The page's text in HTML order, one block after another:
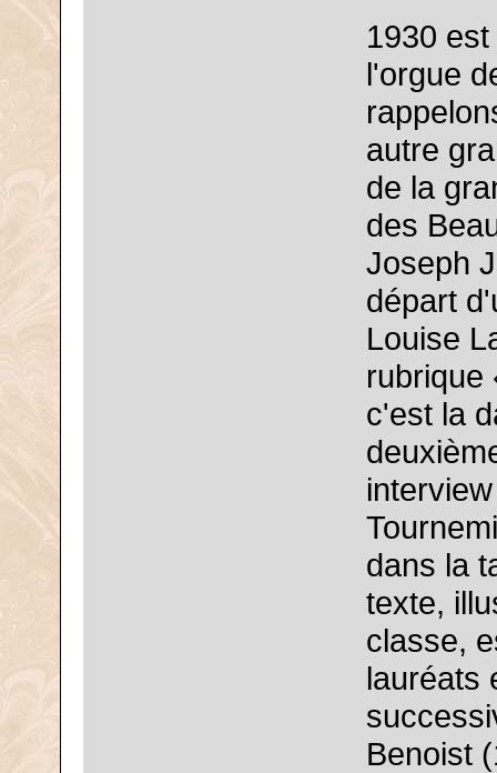
1930
l'orgue
autre
de la
des
Joseph
départ
Louise
rubrique
c'est la
dans la
texte,
classe,
lauréats
Benoist